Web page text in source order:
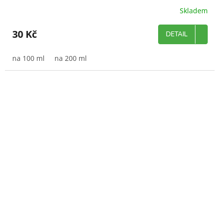
produktu
je
z
Skladem
30 Kč DETAIL
na 100 ml na 200 ml